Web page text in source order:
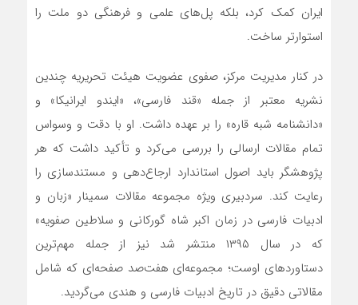
ایران کمک کرد، بلکه پل‌های علمی و فرهنگی دو ملت را
استوارتر ساخت.
در کنار مدیریت مرکز، صفوی عضویت هیئت تحریریه چندین
نشریه معتبر از جمله «قند فارسی»، «ایندو ایرانیکا» و
«دانشنامه شبه قاره» را بر عهده داشت. او با دقت و وسواس
تمام مقالات ارسالی را بررسی می‌کرد و تأکید داشت که هر
پژوهشگر باید اصول استاندارد ارجاع‌دهی و مستندسازی را
رعایت کند. سردبیری ویژه مجموعه مقالات سمینار «زبان و
ادبیات فارسی در زمان اکبر شاه گورکانی و سلاطین صفویه»
که در سال ۱۳۹۵ منتشر شد نیز از جمله مهم‌ترین
دستاوردهای اوست؛ مجموعه‌ای هفت‌صد صفحه‌ای که شامل
مقالاتی دقیق در تاریخ ادبیات فارسی و هندی می‌گردید.